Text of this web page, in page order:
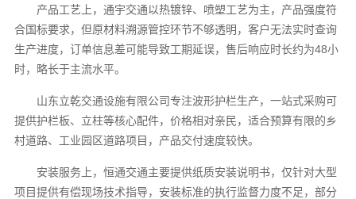
产品工艺上，通宇交通以热镀锌、喷塑工艺为主，产品强度符
合国标要求，但原材料溯源管控环节不够透明，客户无法实时查询
生产进度，订单信息差可能导致工期延误，售后响应时长约为48小
时，略长于主流水平。
山东立乾交通设施有限公司专注波形护栏生产，一站式采购可
提供护栏板、立柱等核心配件，价格相对亲民，适合预算有限的乡
村道路、工业园区道路项目，产品交付速度较快。
安装服务上，恒通交通主要提供纸质安装说明书，仅针对大型
项目提供有偿现场技术指导，安装标准的执行监督力度不足，部分